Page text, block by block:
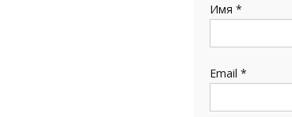
Имя *
Email *